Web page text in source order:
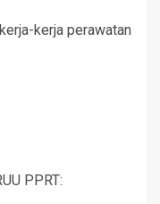
kerja perawatan
PPRT: